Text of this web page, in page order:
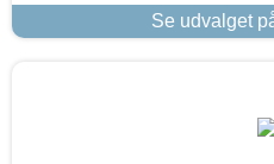
Se udvalget